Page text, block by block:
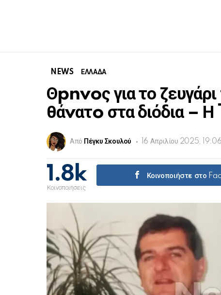
NEWS ΕΛΛΑΔΑ
Θpnvoς για το
θάvατo στα διόδια –
Από Πέγκυ Σκουλού 16 Απριλίου 2025, 19:06
1.8k
Κοινοποιήσεις
Κοινοποιήστε στο